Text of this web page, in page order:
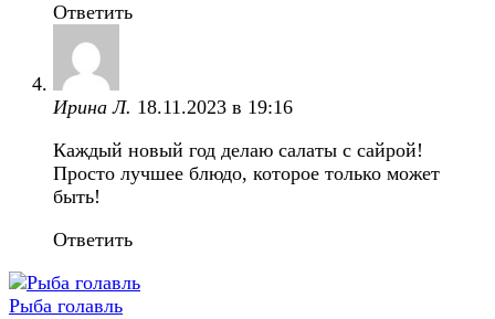
Ответить
Ирина Л. 18.11.2023 в 19:16
Каждый новый год делаю салаты с сайрой!
Просто лучшее блюдо, которое только может
быть!
Ответить
Рыба голавль